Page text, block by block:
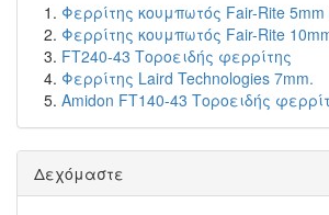
Φερρίτης κουμπωτός Fair-Rite 5mm
Φερρίτης κουμπωτός Fair-Rite
FT240-43 Τοροειδής φερρίτης
Φερρίτης Laird Technologies 7mm.
Amidon FT140-43 Τοροειδής
Δεχόμαστε